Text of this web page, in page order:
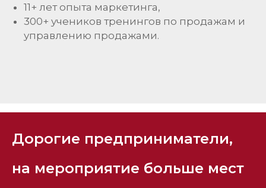
11+ лет опыта маркетинга,
300+ учеников тренингов по продажам и
управлению продажами.
Дорогие предприниматели,
на мероприятие больше мест